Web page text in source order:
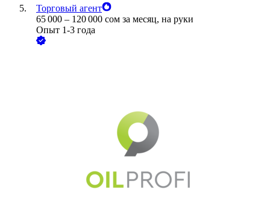
Торговый агент
65 000 – 120 000 сом за месяц, на руки
Опыт 1-3 года